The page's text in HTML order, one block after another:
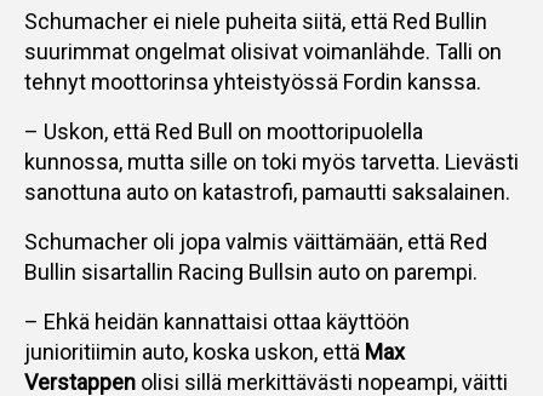
Schumacher ei niele puheita siitä, että Red Bullin
suurimmat ongelmat olisivat voimanlähde. Talli on
tehnyt moottorinsa yhteistyössä Fordin kanssa.
– Uskon, että Red Bull on moottoripuolella
kunnossa, mutta sille on toki myös tarvetta. Lievästi
sanottuna auto on katastrofi, pamautti saksalainen.
Schumacher oli jopa valmis väittämään, että Red
Bullin sisartallin Racing Bullsin auto on parempi.
– Ehkä heidän kannattaisi ottaa käyttöön
junioritiimin auto, koska uskon, että Max
Verstappen olisi sillä merkittävästi nopeampi, väitti